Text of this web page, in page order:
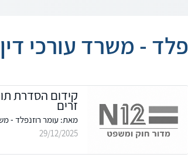
- משרד עורכי דין
קידום הסדרת
זרים
מאת: עומר רוזנפלד -
29/12/2025